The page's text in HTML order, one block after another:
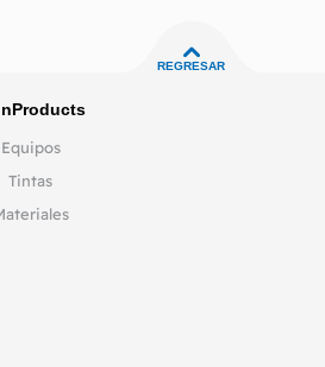
REGRESAR
Equipos
Tintas